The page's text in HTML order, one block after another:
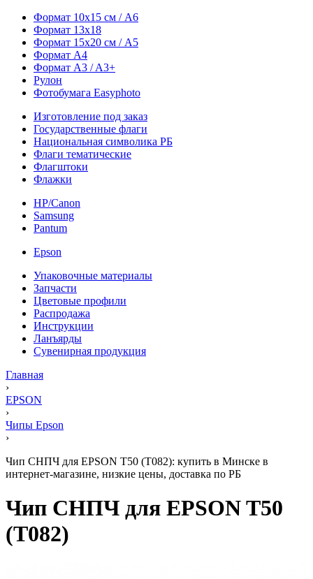
Формат 10х15 см / A6
Формат 13х18
Формат 15х20 см / A5
Формат А4
Формат A3 / A3+
Рулон
Фотобумага Easyphoto
Изготовление под заказ
Государственные флаги
Национальная символика РБ
Флаги тематические
Флагштоки
Флажки
HP/Canon
Samsung
Pantum
Epson
Упаковочные материалы
Запчасти
Цветовые профили
Распродажа
Инструкции
Ланъярды
Сувенирная продукция
Главная
›
EPSON
›
Чипы Epson
›
Чип СНПЧ для EPSON T50 (T082): купить в Минске в
интернет-магазине, низкие цены, доставка по РБ
Чип СНПЧ для EPSON T50
(T082)